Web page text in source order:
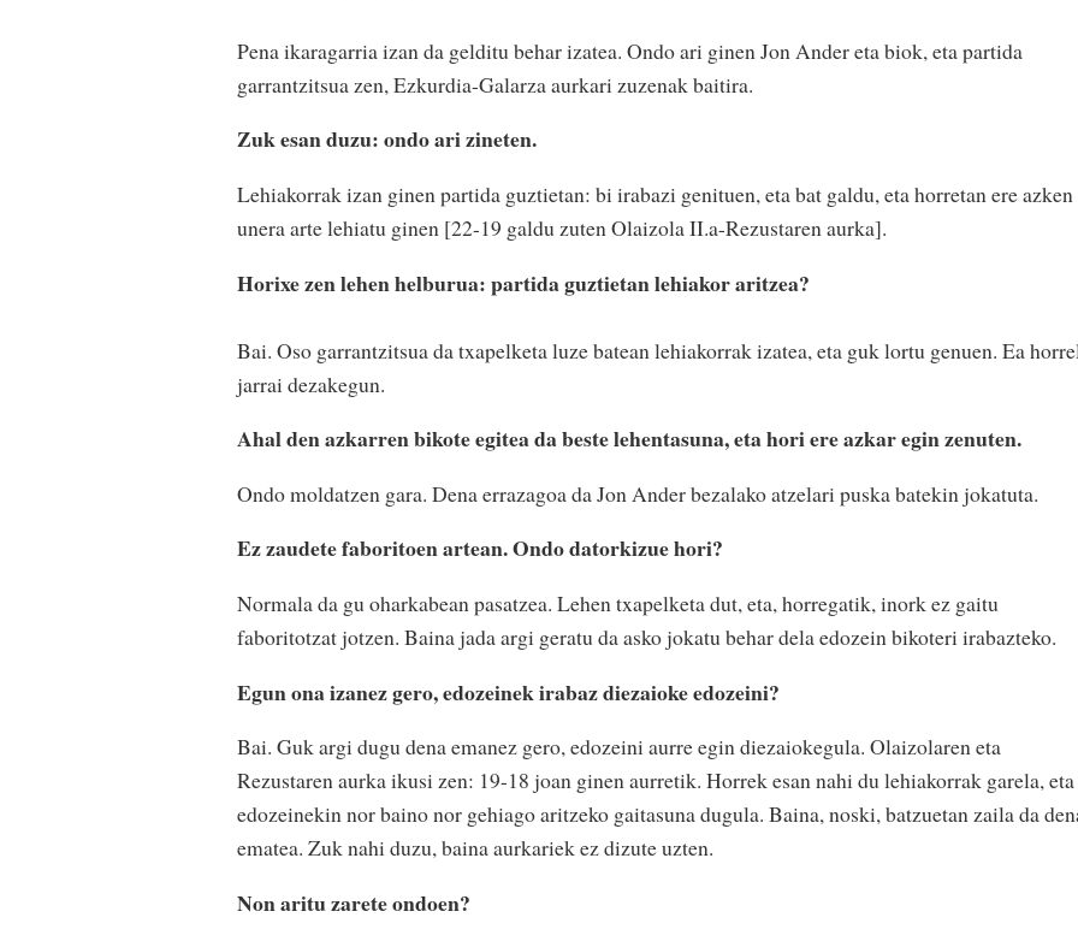
Pena ikaragarria izan da gelditu behar izatea. Ondo ari ginen Jon Ander eta biok, eta partida
garrantzitsua zen, Ezkurdia-Galarza aurkari zuzenak baitira.
Zuk esan duzu: ondo ari zineten.
Lehiakorrak izan ginen partida guztietan: bi irabazi genituen, eta bat galdu, eta horretan ere azken
unera arte lehiatu ginen [22-19 galdu zuten Olaizola II.a-Rezustaren aurka].
Horixe zen lehen helburua: partida guztietan lehiakor aritzea?
Bai. Oso garrantzitsua da txapelketa luze batean lehiakorrak izatea, eta guk lortu genuen. Ea
jarrai dezakegun.
Ahal den azkarren bikote egitea da beste lehentasuna, eta hori ere azkar egin zenuten.
Ondo moldatzen gara. Dena errazagoa da Jon Ander bezalako atzelari puska batekin jokatuta.
Ez zaudete faboritoen artean. Ondo datorkizue hori?
Normala da gu oharkabean pasatzea. Lehen txapelketa dut, eta, horregatik, inork ez gaitu
faboritotzat jotzen. Baina jada argi geratu da asko jokatu behar dela edozein bikoteri irabazteko.
Egun ona izanez gero, edozeinek irabaz diezaioke edozeini?
Bai. Guk argi dugu dena emanez gero, edozeini aurre egin diezaiokegula. Olaizolaren eta
Rezustaren aurka ikusi zen: 19-18 joan ginen aurretik. Horrek esan nahi du lehiakorrak garela, eta
edozeinekin nor baino nor gehiago aritzeko gaitasuna dugula. Baina, noski, batzuetan zaila da
ematea. Zuk nahi duzu, baina aurkariek ez dizute uzten.
Non aritu zarete ondoen?